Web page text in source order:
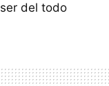
del todo